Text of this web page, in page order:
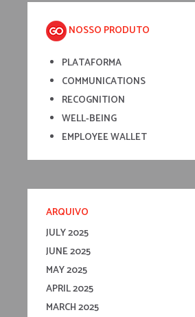
NOSSO PRODUTO
PLATAFORMA
COMMUNICATIONS
RECOGNITION
WELL-BEING
EMPLOYEE WALLET
ARQUIVO
JULY 2025
JUNE 2025
MAY 2025
APRIL 2025
MARCH 2025